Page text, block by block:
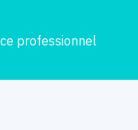
professionnel